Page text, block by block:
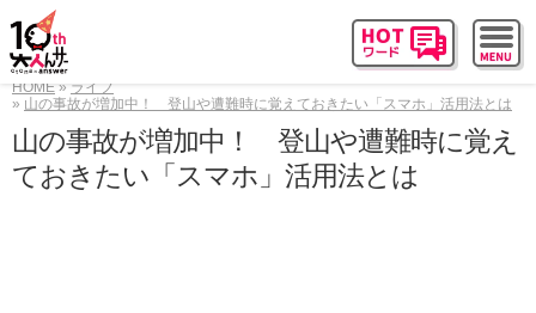
HOME
ライフ
山の事故が増加中！ 登山や遭難時に覚えておきたい「スマホ」活用法とは
山の事故が増加中！ 登山や遭難時に覚え
ておきたい「スマホ」活用法とは